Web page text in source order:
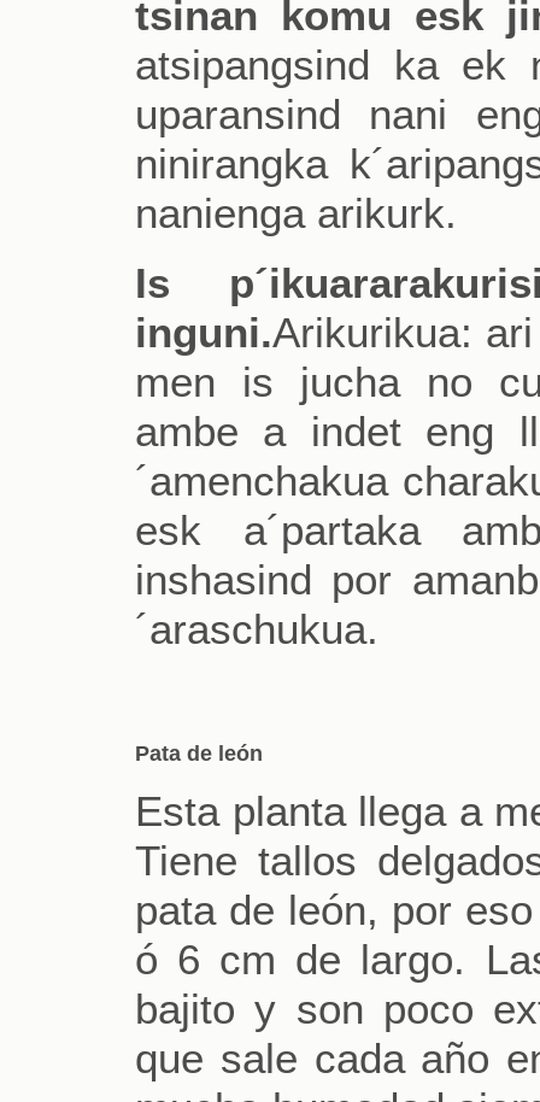
tsinan komu esk
atsipangsind ka ek
uparansind nani
ninirangka
nanienga arikurk.
Is
inguni.Arikurikua:
men is jucha no
ambe a indet eng
´amenchakua
esk a´partaka
inshasind por
´araschukua.
Pata de león
Esta planta llega a
Tiene tallos
pata de león, por
ó 6 cm de largo.
bajito y son poco
que sale cada año